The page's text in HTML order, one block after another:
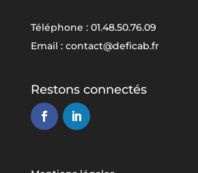
Téléphone : 01.48.50.76.09
Email : contact@deficab.fr
Restons connectés